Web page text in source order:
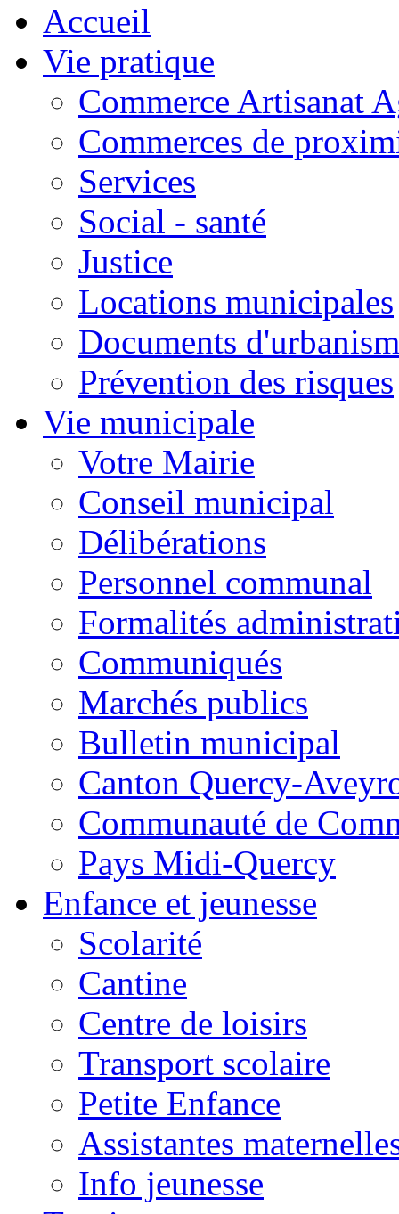
Accueil
Vie pratique
Commerce Artisanat
Commerces de
Services
Social - santé
Justice
Locations municipales
Documents
Prévention des risques
Vie municipale
Votre Mairie
Conseil municipal
Délibérations
Personnel communal
Formalités
Communiqués
Marchés publics
Bulletin municipal
Canton Quercy-
Communauté de
Pays Midi-Quercy
Enfance et jeunesse
Scolarité
Cantine
Centre de loisirs
Transport scolaire
Petite Enfance
Assistantes
Info jeunesse